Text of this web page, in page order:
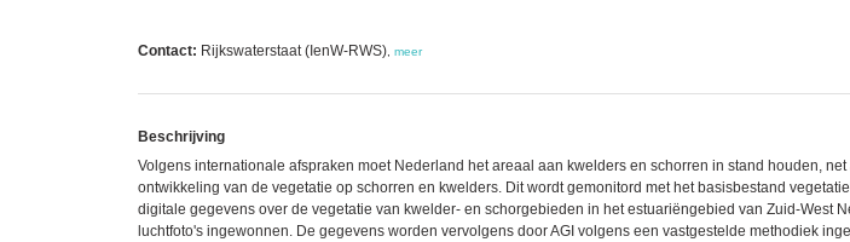
Contact: Rijkswaterstaat (IenW-RWS) meer
Beschrijving
Volgens internationale afspraken moet Nederland het areaal aan kwelders en schorren in stand houden,
ontwikkeling van de vegetatie op schorren en kwelders. Dit wordt gemonitord met het basisbestand
digitale gegevens over de vegetatie van kwelder- en schorgebieden in het estuariëngebied van Zuid-West
luchtfoto's ingewonnen. De gegevens worden vervolgens door AGI volgens een vastgestelde methodiek